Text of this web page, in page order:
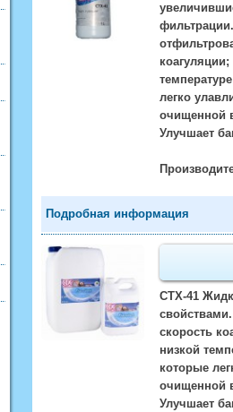
легко
очищенной
Улучшает
Подробная информация
CTX-41
скорость
низкой
которые
очищенной
Улучшает